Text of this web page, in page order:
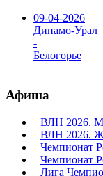
09-04-2026
Динамо-Урал
-
Белогорье
Афиша
ВЛН 2026.
ВЛН 2026.
Чемпионат
Чемпионат
Лига